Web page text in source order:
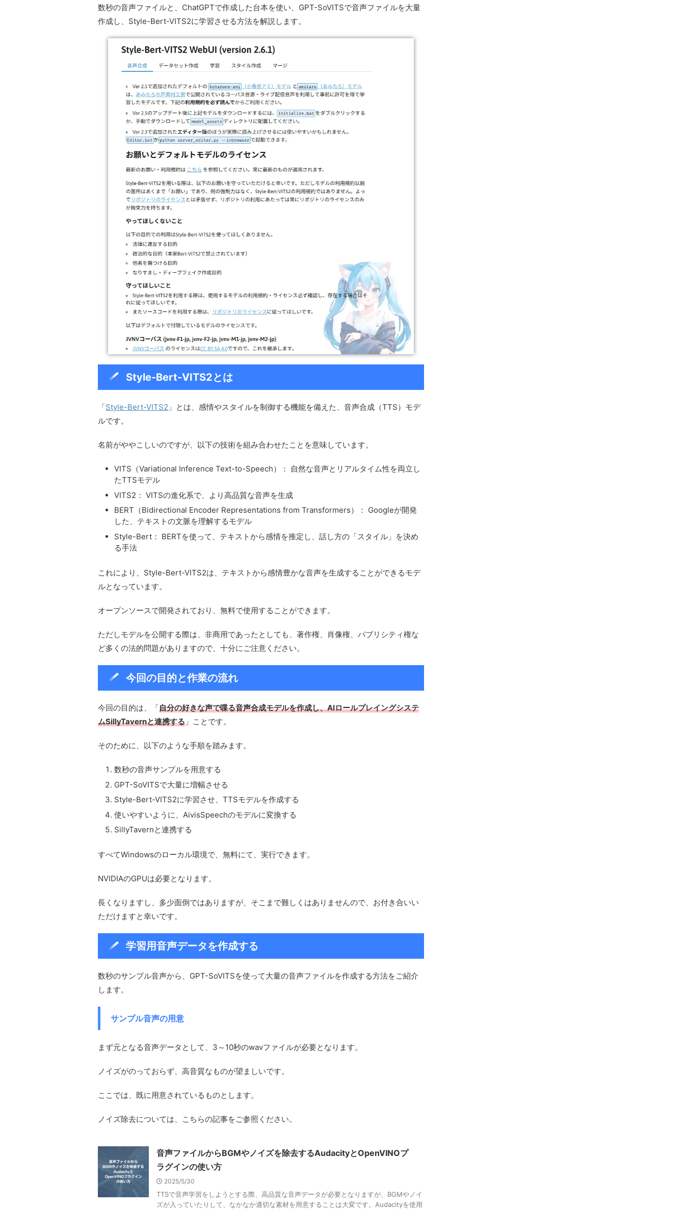
数秒の音声ファイルと、ChatGPTで作成した台本を使い、GPT-SoVITSで音声ファイルを大量
作成し、Style-Bert-VITS2に学習させる方法を解説します。
Style-Bert-VITS2とは
「Style-Bert-VITS2 」とは、感情やスタイルを制御する機能を備えた、音声合成（TTS）モデ
ルです。
名前がややこしいのですが、以下の技術を組み合わせたことを意味しています。
VITS（Variational Inference Text-to-Speech）： 自然な音声とリアルタイム性を両立し
たTTSモデル
VITS2： VITSの進化系で、より高品質な音声を生成
BERT（Bidirectional Encoder Representations from Transformers）： Googleが開発
した、テキストの文脈を理解するモデル
Style-Bert： BERTを使って、テキストから感情を推定し、話し方の「スタイル」を決め
る手法
これにより、Style-Bert-VITS2は、テキストから感情豊かな音声を生成することができるモデ
ルとなっています。
オープンソースで開発されており、無料で使用することができます。
ただしモデルを公開する際は、非商用であったとしても、著作権、肖像権、パブリシティ権な
ど多くの法的問題がありますので、十分にご注意ください。
今回の目的と作業の流れ
今回の目的は、「自分の好きな声で喋る音声合成モデルを作成し、AIロールプレイングシステ
ムSillyTavernと連携する 」ことです。
そのために、以下のような手順を踏みます。
数秒の音声サンプルを用意する
GPT-SoVITSで大量に増幅させる
Style-Bert-VITS2に学習させ、TTSモデルを作成する
使いやすいように、AivisSpeechのモデルに変換する
SillyTavernと連携する
すべてWindowsのローカル環境で、無料にて、実行できます。
NVIDIAのGPUは必要となります。
長くなりますし、多少面倒ではありますが、そこまで難しくはありませんので、お付き合いい
ただけますと幸いです。
学習用音声データを作成する
数秒のサンプル音声から、GPT-SoVITSを使って大量の音声ファイルを作成する方法をご紹介
します。
サンプル音声の用意
まず元となる音声データとして、3～10秒のwavファイルが必要となります。
ノイズがのっておらず、高音質なものが望ましいです。
ここでは、既に用意されているものとします。
ノイズ除去については、こちらの記事をご参照ください。
音声ファイルからBGMやノイズを除去するAudacityとOpenVINOプ
ラグインの使い方
2025/5/30
TTSで音声学習をしようとする際、高品質な音声データが必要となりますが、BGMやノイ
ズが入っていたりして、なかなか適切な素材を用意することは大変です。Audacityを使用